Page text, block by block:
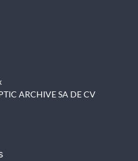
ARCHIVE SA DE CV